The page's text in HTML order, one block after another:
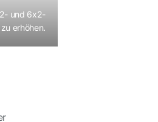
und 6x2-
erhöhen.